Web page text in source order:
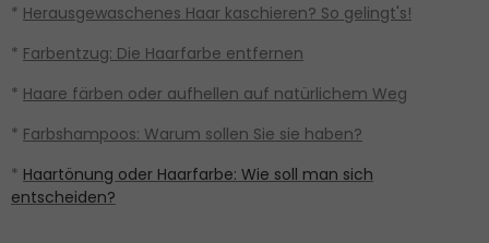
* Herausgewaschenes Haar kaschieren? So gelingt's!
* Farbentzug: Die Haarfarbe entfernen
* Haare färben oder aufhellen auf natürlichem Weg
* Farbshampoos: Warum sollen Sie sie haben?
* Haartönung oder Haarfarbe: Wie soll man sich
entscheiden?